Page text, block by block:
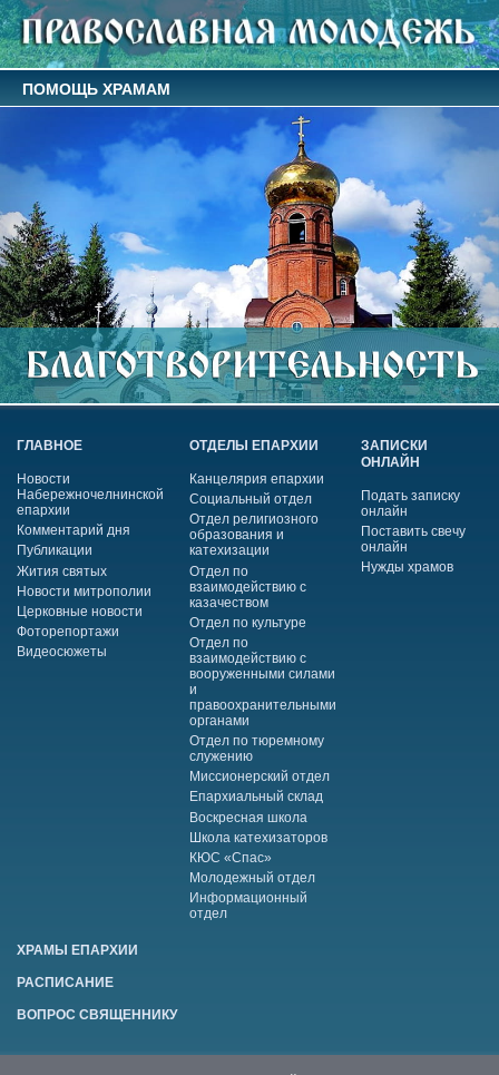
ПОМОЩЬ ХРАМАМ
ГЛАВНОЕ
Новости
Набережночелнинской
епархии
Комментарий дня
Публикации
Жития святых
Новости митрополии
Церковные новости
Фоторепортажи
Видеосюжеты
ОТДЕЛЫ ЕПАРХИИ
Канцелярия епархии
Социальный отдел
Отдел религиозного
образования и
катехизации
Отдел по
взаимодействию с
казачеством
Отдел по культуре
Отдел по
взаимодействию с
вооруженными силами
и
правоохранительными
органами
Отдел по тюремному
служению
Миссионерский отдел
Епархиальный склад
Воскресная школа
Школа катехизаторов
КЮС «Спас»
Молодежный отдел
Информационный
отдел
ЗАПИСКИ
ОНЛАЙН
Подать записку
онлайн
Поставить свечу
онлайн
Нужды храмов
ХРАМЫ ЕПАРХИИ
РАСПИСАНИЕ
ВОПРОС СВЯЩЕННИКУ